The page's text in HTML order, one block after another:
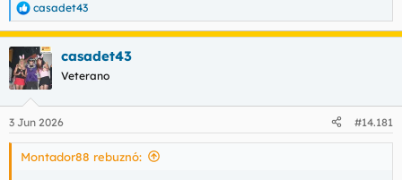
R
e
c
c
i
e
s
casadet43
casadet43
Veterano
3 Jun 2026 #14.181
Montador88 rebuznó: